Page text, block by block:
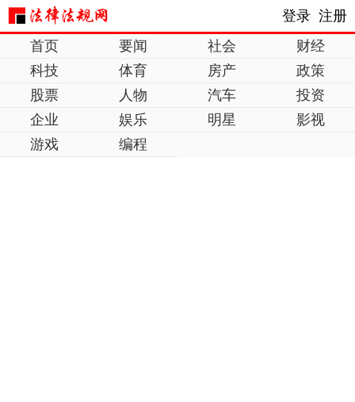
登录 注册
首页
要闻 社会
财经
科技
体育 房产
政策
股票
人物 汽车
投资
企业
娱乐 明星
影视
游戏
编程